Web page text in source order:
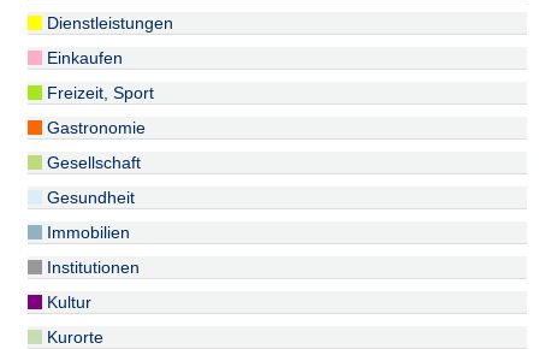
Dienstleistungen
Einkaufen
Freizeit, Sport
Gastronomie
Gesellschaft
Gesundheit
Immobilien
Institutionen
Kultur
Kurorte